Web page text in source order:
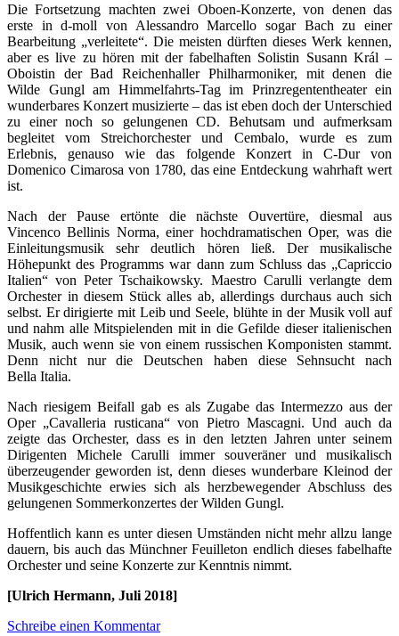
Die Fortsetzung machten zwei Oboen-Konzerte, von denen das
erste in d-moll von Alessandro Marcello sogar Bach zu einer
Bearbeitung „verleitete“. Die meisten dürften dieses Werk kennen,
aber es live zu hören mit der fabelhaften Solistin Susann Král –
Oboistin der Bad Reichenhaller Philharmoniker, mit denen die
Wilde Gungl am Himmelfahrts-Tag im Prinzregententheater ein
wunderbares Konzert musizierte – das ist eben doch der Unterschied
zu einer noch so gelungenen CD. Behutsam und aufmerksam
begleitet vom Streichorchester und Cembalo, wurde es zum
Erlebnis, genauso wie das folgende Konzert in C-Dur von
Domenico Cimarosa von 1780, das eine Entdeckung wahrhaft wert
ist.
Nach der Pause ertönte die nächste Ouvertüre, diesmal aus
Vincenco Bellinis Norma, einer hochdramatischen Oper, was die
Einleitungsmusik sehr deutlich hören ließ. Der musikalische
Höhepunkt des Programms war dann zum Schluss das „Capriccio
Italien“ von Peter Tschaikowsky. Maestro Carulli verlangte dem
Orchester in diesem Stück alles ab, allerdings durchaus auch sich
selbst. Er dirigierte mit Leib und Seele, blühte in der Musik voll auf
und nahm alle Mitspielenden mit in die Gefilde dieser italienischen
Musik, auch wenn sie von einem russischen Komponisten stammt.
Denn nicht nur die Deutschen haben diese Sehnsucht nach
Bella Italia.
Nach riesigem Beifall gab es als Zugabe das Intermezzo aus der
Oper „Cavalleria rusticana“ von Pietro Mascagni. Und auch da
zeigte das Orchester, dass es in den letzten Jahren unter seinem
Dirigenten Michele Carulli immer souveräner und musikalisch
überzeugender geworden ist, denn dieses wunderbare Kleinod der
Musikgeschichte erwies sich als herzbewegender Abschluss des
gelungenen Sommerkonzertes der Wilden Gungl.
Hoffentlich kann es unter diesen Umständen nicht mehr allzu lange
dauern, bis auch das Münchner Feuilleton endlich dieses fabelhafte
Orchester und seine Konzerte zur Kenntnis nimmt.
[Ulrich Hermann, Juli 2018]
Schreibe einen Kommentar